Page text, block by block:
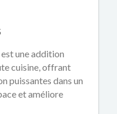
une addition
cuisine, offrant
puissantes dans un
et améliore